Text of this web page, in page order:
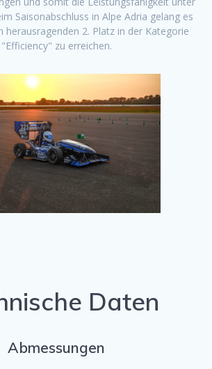
Saisonabschluss in Alpe Adria gelang es
herausragenden 2. Platz in der Kategorie
"Efficiency" zu erreichen.
Daten
Abmessungen